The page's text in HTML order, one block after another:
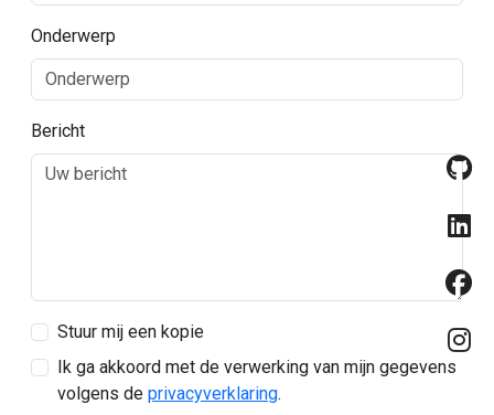
Onderwerp
Bericht
Stuur mij een kopie
Ik ga akkoord met de verwerking van mijn gegevens
volgens de privacyverklaring.